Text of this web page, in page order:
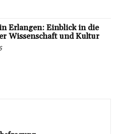
Erlangen: Einblick in die
Wissenschaft und Kultur